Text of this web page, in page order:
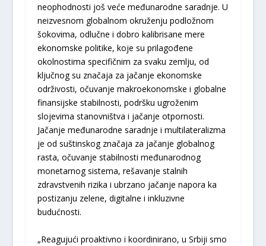
neophodnosti još veće međunarodne saradnje. U
neizvesnom globalnom okruženju podložnom
šokovima, odlučne i dobro kalibrisane mere
ekonomske politike, koje su prilagođene
okolnostima specifičnim za svaku zemlju, od
ključnog su značaja za jačanje ekonomske
održivosti, očuvanje makroekonomske i globalne
finansijske stabilnosti, podršku ugroženim
slojevima stanovništva i jačanje otpornosti.
Jačanje međunarodne saradnje i multilateralizma
je od suštinskog značaja za jačanje globalnog
rasta, očuvanje stabilnosti međunarodnog
monetarnog sistema, rešavanje stalnih
zdravstvenih rizika i ubrzano jačanje napora ka
postizanju zelene, digitalne i inkluzivne
budućnosti.
„Reagujući proaktivno i koordinirano, u Srbiji smo